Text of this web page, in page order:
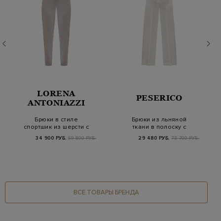
LORENA
ANTONIAZZI
Брюки в стиле
спортшик из шерсти с
поясом на кулиске и…
34 900 РУБ. 69 800 РУБ.
PESERICO
Брюки из льняной
ткани в полоску с
миниатюрными
пайетк…
29 480 РУБ. 73 700 РУБ.
ВСЕ ТОВАРЫ БРЕНДА